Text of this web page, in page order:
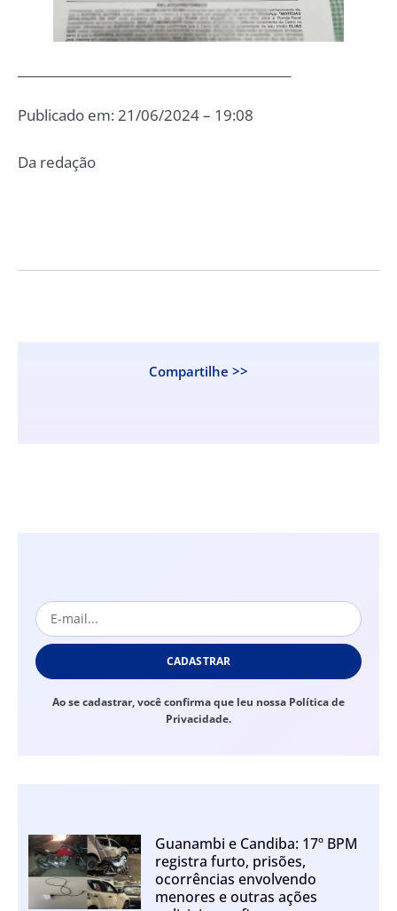
Publicado em: 21/06/2024 – 19:08
Da redação
Compartilhe >>
CADASTRAR
Ao se cadastrar, você confirma que leu nossa Política de
Privacidade.
Guanambi e Candiba: 17º BPM
registra furto, prisões,
ocorrências envolvendo
menores e outras ações